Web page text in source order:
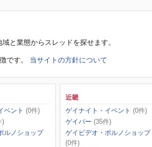
と業態からスレッドを探せます。
です。 当サイトの方針について
ベント (0件)
)
ルノショップ
近畿
ゲイナイト・イベント (0件)
ゲイバー (35件)
ゲイビデオ・ポルノショップ
(0件)